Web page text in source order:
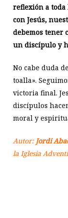
reflexión a
con Jesús,
debemos tener
un discípulo y
No cabe duda
toalla».
victoria final.
discípulos
moral y
Autor: Jordi
la Iglesia